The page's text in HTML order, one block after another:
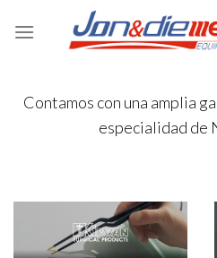
Contamos con una amplia
especialidad de